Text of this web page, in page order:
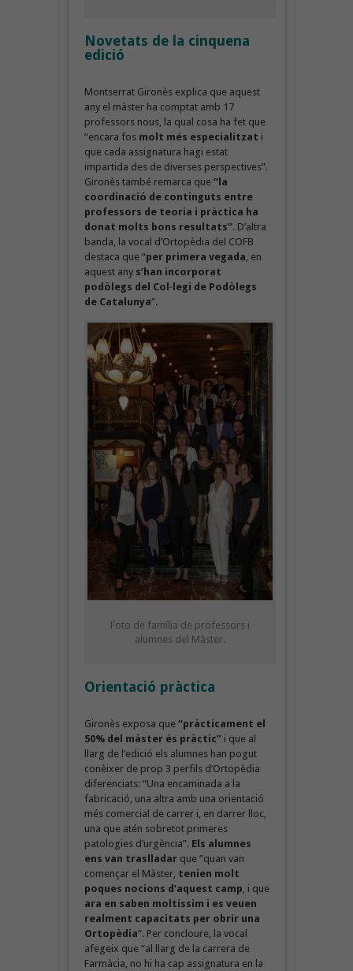
Novetats de la cinquena
edició
Montserrat Gironès explica que aquest
any el màster ha comptat amb 17
professors nous, la qual cosa ha fet que
“encara fosmolt més especialitzat i
que cada assignatura hagi estat
impartida des de diverses perspectives”.
Gironès també remarca que “la
coordinació de continguts entre
professors de teoria i pràctica ha
donat molts bons resultats”. D’altra
banda, la vocal d’Ortopèdia del COFB
destaca que “per primera vegada , en
aquest any s’han incorporat
podòlegs del Col·legi de Podòlegs
de Catalunya“.
Foto de família de professors i
alumnes del Màster.
Orientació pràctica
Gironès exposa que “pràcticament el
50% del màster és pràctic”i que al
llarg de l’edició els alumnes han pogut
conèixer de prop 3 perfils d’Ortopèdia
diferenciats: “Una encaminada a la
fabricació, una altra amb una orientació
més comercial de carrer i, en darrer lloc,
una que atén sobretot primeres
patologies d’urgència”. Els alumnes
ens van traslladarque “quan van
començar el Màster, tenien molt
poques nocions d’aquest camp , i que
ara en saben moltíssim i es veuen
realment capacitats per obrir una
Ortopèdia“. Per concloure, la vocal
afegeix que “al llarg de la carrera de
Farmàcia, no hi ha cap assignatura en la